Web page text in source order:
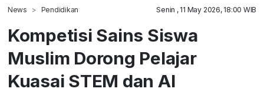
News Pendidikan Senin , 11 May 2026, 18:00 WIB
Kompetisi Sains Siswa
Muslim Dorong Pelajar
Kuasai STEM dan AI